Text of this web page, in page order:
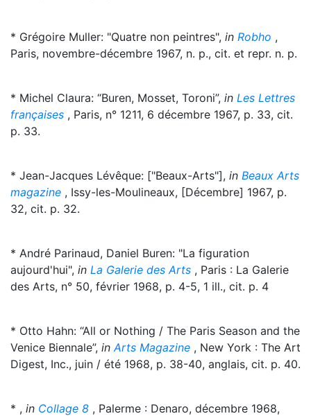
* Grégoire Muller: "Quatre non peintres", in Robho ,
Paris, novembre-décembre 1967, n. p., cit. et repr. n. p.
* Michel Claura: “Buren, Mosset, Toroni”, in Les Lettres
françaises , Paris, n° 1211, 6 décembre 1967, p. 33, cit.
p. 33.
* Jean-Jacques Lévêque: ["Beaux-Arts"], in Beaux Arts
magazine , Issy-les-Moulineaux, [Décembre] 1967, p.
32, cit. p. 32.
* André Parinaud, Daniel Buren: "La figuration
aujourd'hui", in La Galerie des Arts , Paris : La Galerie
des Arts, n° 50, février 1968, p. 4-5, 1 ill., cit. p. 4
* Otto Hahn: “All or Nothing / The Paris Season and the
Venice Biennale”, in Arts Magazine , New York : The Art
Digest, Inc., juin / été 1968, p. 38-40, anglais, cit. p. 40.
* , in Collage 8 , Palerme : Denaro, décembre 1968,